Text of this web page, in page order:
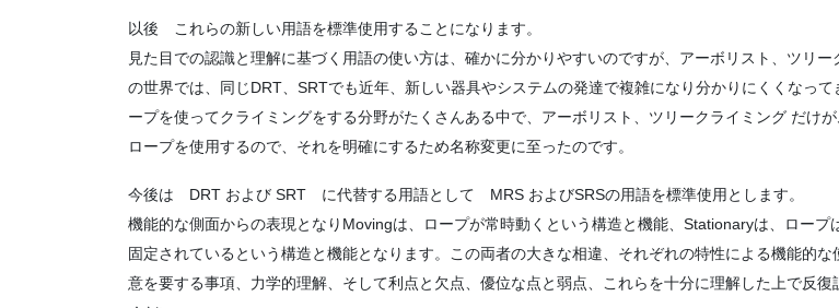
以後 これらの新しい用語を標準使用することになります。
見た目での認識と理解に基づく用語の使い方は、確かに分かりやすいのですが、アーボリスト、ツリー
の世界では、同じDRT、SRTでも近年、新しい器具やシステムの発達で複雑になり分かりにくくなって
ープを使ってクライミングをする分野がたくさんある中で、アーボリスト、ツリークライミング だけ
ロープを使用するので、それを明確にするため名称変更に至ったのです。
今後は DRT および SRT に代替する用語として MRS およびSRSの用語を標準使用とします。
機能的な側面からの表現となりMovingは、ロープが常時動くという構造と機能、Stationaryは、ロープ
固定されているという構造と機能となります。この両者の大きな相違、それぞれの特性による機能的な
意を要する事項、力学的理解、そして利点と欠点、優位な点と弱点、これらを十分に理解した上で反復